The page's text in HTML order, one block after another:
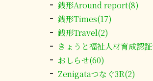
銭形Around report(8)
銭形Times(17)
銭形Travel(2)
きょうと福祉人材育成認
おしらせ(60)
Zenigataつなぐ3R(2)